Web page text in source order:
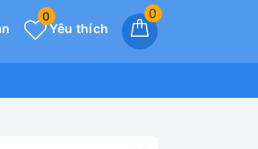
0
Yêu thích
0